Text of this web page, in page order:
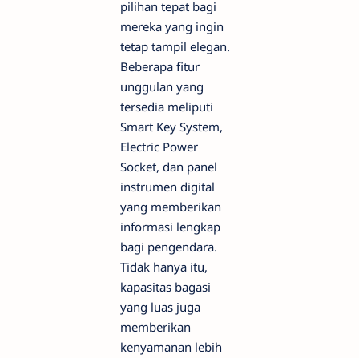
pilihan tepat bagi
mereka yang ingin
tetap tampil elegan.
Beberapa fitur
unggulan yang
tersedia meliputi
Smart Key System,
Electric Power
Socket, dan panel
instrumen digital
yang memberikan
informasi lengkap
bagi pengendara.
Tidak hanya itu,
kapasitas bagasi
yang luas juga
memberikan
kenyamanan lebih